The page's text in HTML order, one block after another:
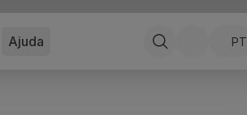
Ajuda PT